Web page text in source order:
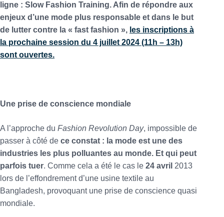
ligne : Slow Fashion Training. Afin de répondre aux
enjeux d’une mode plus responsable et dans le but
de lutter contre la « fast fashion », les inscriptions à
la prochaine session du 4 juillet 2024 (11h – 13h)
sont ouvertes.
Une prise de conscience mondiale
A l’approche du Fashion Revolution Day, impossible de
passer à côté de ce constat : la mode est une des
industries les plus polluantes au monde. Et qui peut
parfois tuer. Comme cela a été le cas le 24 avril 2013
lors de l’effondrement d’une usine textile au
Bangladesh, provoquant une prise de conscience quasi
mondiale.